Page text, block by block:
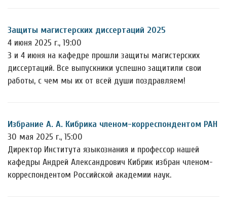
Защиты магистерских диссертаций 2025
4 июня 2025 г., 19:00
3 и 4 июня на кафедре прошли защиты магистерских
диссертаций. Все выпускники успешно защитили свои
работы, с чем мы их от всей души поздравляем!
Избрание А. А. Кибрика членом-корреспондентом РАН
30 мая 2025 г., 15:00
Директор Института языкознания и профессор нашей
кафедры Андрей Александрович Кибрик избран членом-
корреспондентом Российской академии наук.